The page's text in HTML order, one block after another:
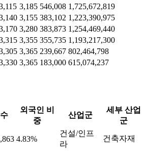
3,185 546,008 1,725,672,819
3,155 383,102 1,223,390,975
3,280 383,873 1,254,469,440
3,355 355,735 1,193,217,300
3,365 239,667 802,464,798
3,365 183,000 615,074,237
외국인 비
중
산업군
세부 산업
군
4.83%
건설/인프
라
건축자재